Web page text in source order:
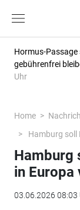
Hormus-Passage
gebührenfrei
Uhr
Home
Hamburg soll
Hamburg
in
03.06.2026 08:03